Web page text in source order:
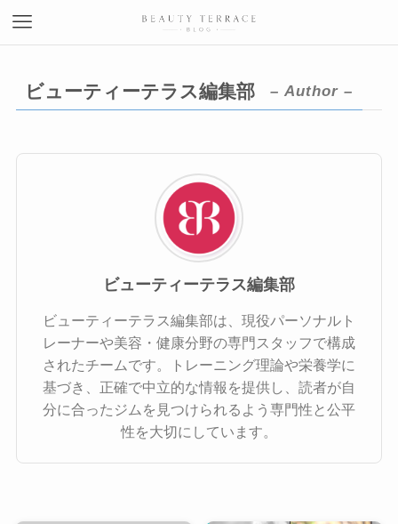
ビューティーテラス編集部 – Author –
ビューティーテラス編集部
ビューティーテラス編集部は、現役パーソナルト
レーナーや美容・健康分野の専門スタッフで構成
されたチームです。トレーニング理論や栄養学に
基づき、正確で中立的な情報を提供し、読者が自
分に合ったジムを見つけられるよう専門性と公平
性を大切にしています。